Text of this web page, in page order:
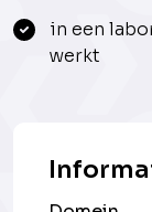
in een
werkt